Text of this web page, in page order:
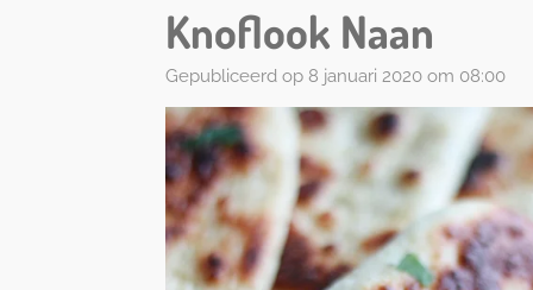
Knoflook Naan
Gepubliceerd op 8 januari 2020 om 08:00